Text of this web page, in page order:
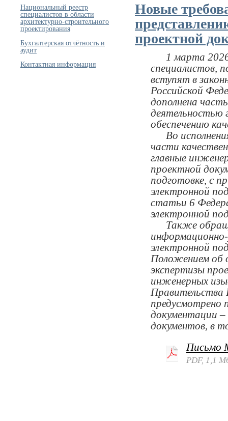
Национальный реестр
специалистов в области
архитектурно-строительного
проектирования
Бухгалтерская отчётность и
аудит
Контактная информация
Новые
проектной
1 марта 2026
специалистов,
вступят в
Российской
дополнена
деятельностью
обеспечению
Во
части
главные
проектной
подготовке, с
электронной
статьи 6
электронной
Также
электронной
Положением об
экспертизы
инженерных
Правительства
предусмотрено
документации
документов, в
Письмо
PDF, 1,1